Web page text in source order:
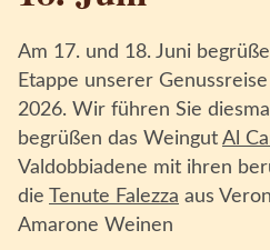
Am 17. und 18. Juni
Etappe unserer
2026. Wir führen Sie
begrüßen das Weingut Al
Valdobbiadene mit ihren
die Tenute Falezza aus
Amarone Weinen